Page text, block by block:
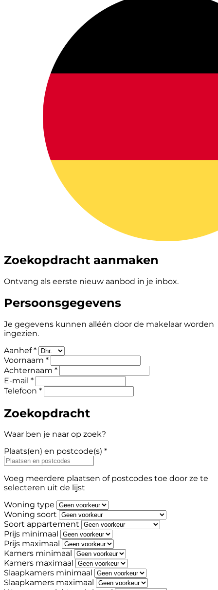
Zoekopdracht aanmaken
Ontvang als eerste nieuw aanbod in je inbox.
Persoonsgegevens
Je gegevens kunnen alléén door de makelaar worden
ingezien.
Aanhef *
Voornaam *
Achternaam *
E-mail *
Telefoon *
Zoekopdracht
Waar ben je naar op zoek?
Plaats(en) en postcode(s) *
Voeg meerdere plaatsen of postcodes toe door ze te
selecteren uit de lijst
Woning type
Woning soort
Soort appartement
Prijs minimaal
Prijs maximaal
Kamers minimaal
Kamers maximaal
Slaapkamers minimaal
Slaapkamers maximaal